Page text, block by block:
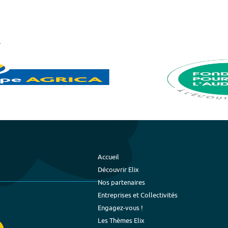
Accueil
Découvrir Elix
Nos partenaires
Entreprises et Collectivités
Engagez-vous !
Les Thèmes Elix